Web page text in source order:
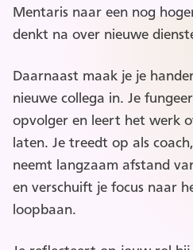
Mentaris naar een nog
denkt na over nieuwe
Daarnaast maak je je
nieuwe collega in. Je
opvolger en leert het werk
laten. Je treedt op als
neemt langzaam afstand
en verschuift je focus naar
loopbaan.